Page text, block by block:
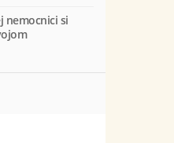
nemocnici si